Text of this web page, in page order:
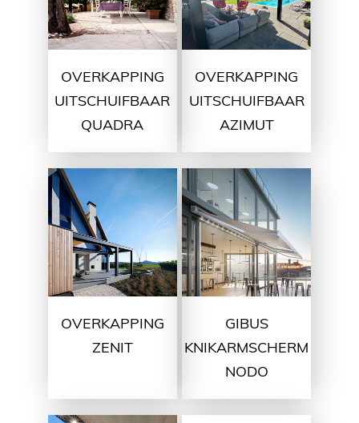
OVERKAPPING
UITSCHUIFBAAR
QUADRA
OVERKAPPING
UITSCHUIFBAAR
AZIMUT
OVERKAPPING
ZENIT
GIBUS
KNIKARMSCHERM
NODO